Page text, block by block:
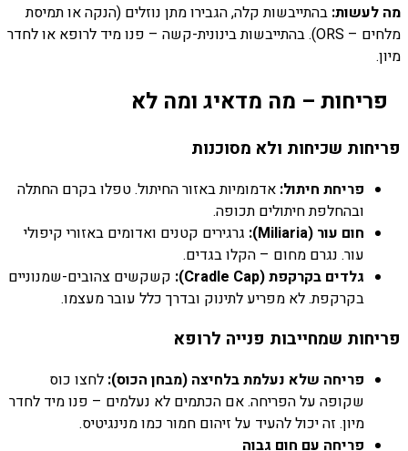
מה לעשות: בהתייבשות קלה, הגבירו מתן נוזלים (הנקה או תמיסת
מלחים – ORS). בהתייבשות בינונית-קשה – פנו מיד לרופא או לחדר
מיון.
פריחות – מה מדאיג ומה לא
פריחות שכיחות ולא מסוכנות
פריחת חיתול: אדמומיות באזור החיתול. טפלו בקרם החתלה
ובהחלפת חיתולים תכופה.
חום עור (Miliaria):
גרגירים קטנים ואדומים באזורי קיפולי
עור. נגרם מחום – הקלו בגדים.
גלדים בקרקפת (Cradle Cap):
קשקשים צהובים-שמנוניים
בקרקפת. לא מפריע לתינוק ובדרך כלל עובר מעצמו.
פריחות שמחייבות פנייה לרופא
פריחה שלא נעלמת בלחיצה (מבחן הכוס): לחצו כוס
שקופה על הפריחה. אם הכתמים לא נעלמים – פנו מיד לחדר
מיון. זה יכול להעיד על זיהום חמור כמו מנינגיטיס.
פריחה עם חום גבוה